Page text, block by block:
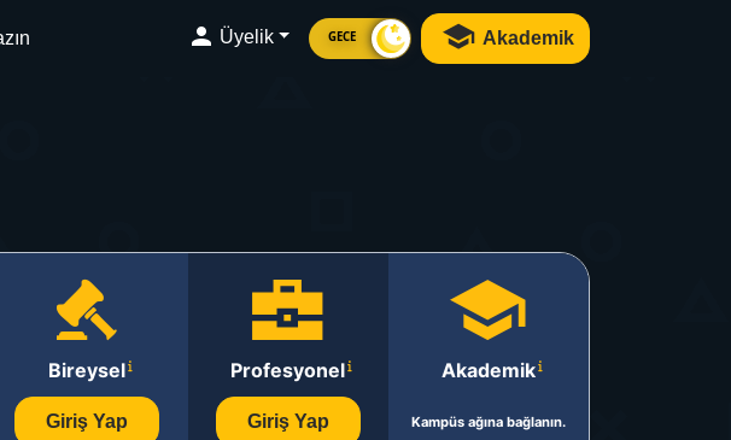
Üyelik GECE Akademik
Bireysel
Giriş Yap
Profesyonel
Giriş Yap
Akademik
Kampüs ağına bağlanın.